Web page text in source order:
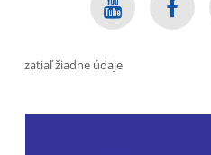
zatiaľ žiadne údaje